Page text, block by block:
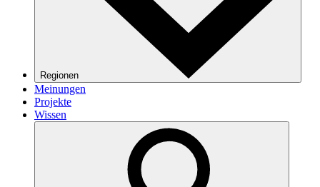
Regionen
Meinungen
Projekte
Wissen